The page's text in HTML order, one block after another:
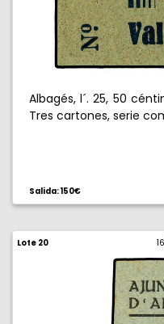
Albagés, l´. 25, 50
Tres cartones, serie
Salida: 150€
Lote 20